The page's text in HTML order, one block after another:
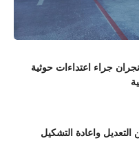
في نجران جراء اعتداءات حوثية
واعادة التشكيل